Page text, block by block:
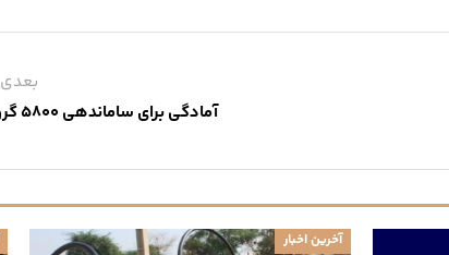
بعدی
آمادگی برای ساماندهی ۵۸۰۰ گروه‌ جهادی در خراسان رضوی
آخرین اخبار